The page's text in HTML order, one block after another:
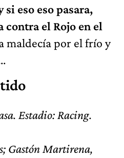
eso eso pasara,
el Rojo en el
maldecía por el frío y
Estadio: Racing.
Gastón Martirena,